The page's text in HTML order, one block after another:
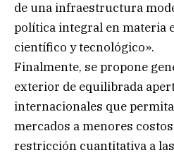
de una infraestructura
política integral en materia
científico y tecnológico».
Finalmente, se propone
exterior de equilibrada
internacionales que
mercados a menores
restricción cuantitativa a